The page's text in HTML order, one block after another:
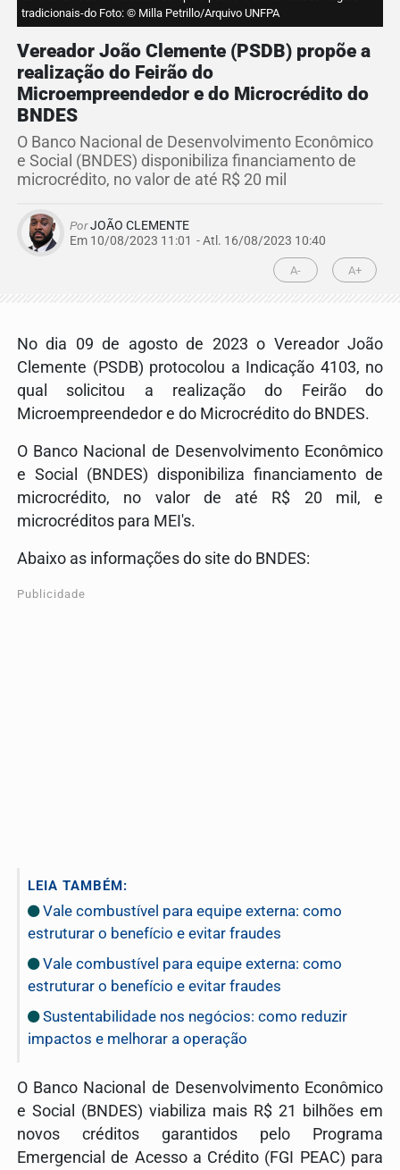
tradicionais-do Foto: © Milla Petrillo/Arquivo UNFPA
Vereador João Clemente (PSDB) propõe a
realização do Feirão do
Microempreendedor e do Microcrédito do
BNDES
O Banco Nacional de Desenvolvimento Econômico
e Social (BNDES) disponibiliza financiamento de
microcrédito, no valor de até R$ 20 mil
PorJOÃO CLEMENTE
Em 10/08/2023 11:01 - Atl. 16/08/2023 10:40
A- A+
No dia 09 de agosto de 2023 o Vereador João
Clemente (PSDB) protocolou a Indicação 4103, no
qual solicitou a realização do Feirão do
Microempreendedor e do Microcrédito do BNDES.
O Banco Nacional de Desenvolvimento Econômico
e Social (BNDES) disponibiliza financiamento de
microcrédito, no valor de até R$ 20 mil, e
microcréditos para MEI's.
Abaixo as informações do site do BNDES:
Publicidade
LEIA TAMBÉM:
Vale combustível para equipe externa: como
estruturar o benefício e evitar fraudes
Vale combustível para equipe externa: como
estruturar o benefício e evitar fraudes
Sustentabilidade nos negócios: como reduzir
impactos e melhorar a operação
O Banco Nacional de Desenvolvimento Econômico
e Social (BNDES) viabiliza mais R$ 21 bilhões em
novos créditos garantidos pelo Programa
Emergencial de Acesso a Crédito (FGI PEAC) para